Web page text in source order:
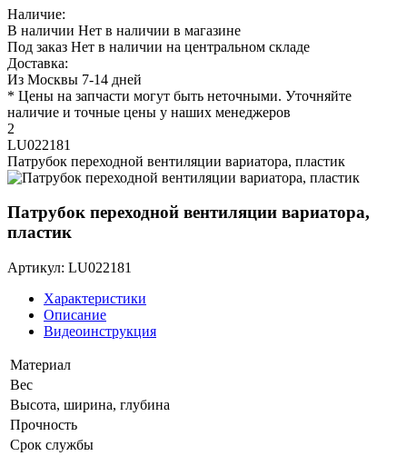
Наличие:
В наличии Нет в наличии в магазине
Под заказ Нет в наличии на центральном складе
Доставка:
Из Москвы 7-14 дней
* Цены на запчасти могут быть неточными. Уточняйте
наличие и точные цены у наших менеджеров
2
LU022181
Патрубок переходной вентиляции вариатора, пластик
Патрубок переходной вентиляции вариатора,
пластик
Артикул: LU022181
Характеристики
Описание
Видеоинструкция
Материал
Вес
Высота, ширина, глубина
Прочность
Срок службы